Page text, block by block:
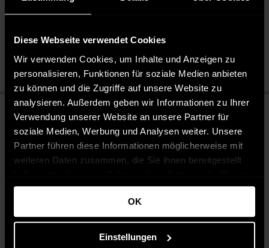
Diese Webseite verwendet Cookies
Wir verwenden Cookies, um Inhalte und Anzeigen zu
personalisieren, Funktionen für soziale Medien anbieten
zu können und die Zugriffe auf unsere Website zu
analysieren. Außerdem geben wir Informationen zu Ihrer
Verwendung unserer Website an unsere Partner für
soziale Medien, Werbung und Analysen weiter. Unsere
Partner führen diese Informationen möglicherweise mit
weiteren Daten zusammen, die Sie ihnen bereitgestellt
gesammelt haben.
OK
Einstellungen
Pflegeleicht 30 °C
Nicht chemisch reinigen
Bügeln mit mittlerer Temperatur